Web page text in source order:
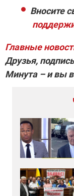
Вносите
Главные
Друзья,
Минута – и вы